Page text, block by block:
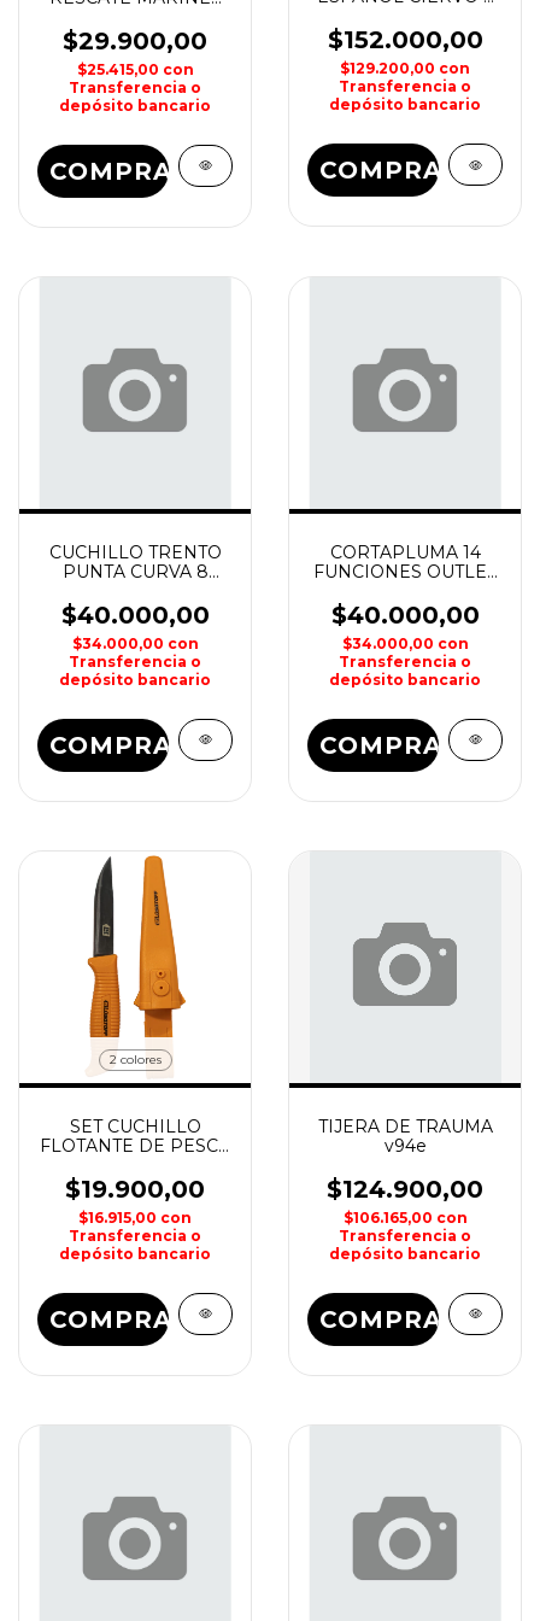
$29.900,00
$25.415,00 con
Transferencia o
depósito bancario
COMPRAR
$152.000,00
$129.200,00 con
Transferencia o
depósito bancario
COMPRAR
CUCHILLO TRENTO
PUNTA CURVA 8
$40.000,00
$34.000,00 con
Transferencia o
depósito bancario
CORTAPLUMA 14
FUNCIONES OUTLET
$40.000,00
$34.000,00 con
Transferencia o
depósito bancario
2 colores
SET CUCHILLO
FLOTANTE DE PESCA
$19.900,00
$16.915,00 con
Transferencia o
depósito bancario
COMPRAR
TIJERA DE TRAUMA
v94e
$124.900,00
$106.165,00 con
Transferencia o
depósito bancario